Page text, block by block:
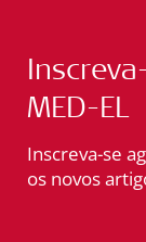
MED-EL
Inscreva-se
os novos